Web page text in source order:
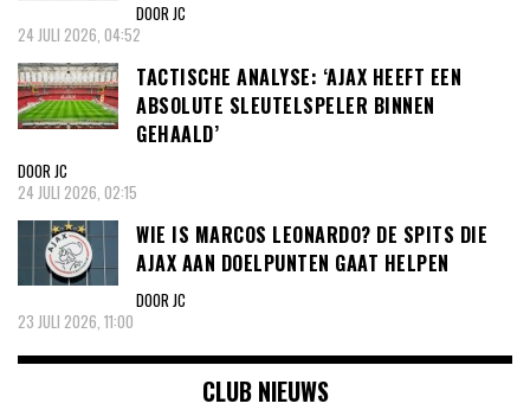
DOOR JC
24 JULI 2026, 04:52
TACTISCHE ANALYSE: ‘AJAX HEEFT EEN
ABSOLUTE SLEUTELSPELER BINNEN
GEHAALD’
DOOR JC
24 JULI 2026, 02:15
WIE IS MARCOS LEONARDO? DE SPITS DIE
AJAX AAN DOELPUNTEN GAAT HELPEN
DOOR JC
23 JULI 2026, 11:00
CLUB NIEUWS